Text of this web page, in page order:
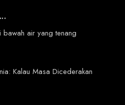
bawah air yang tenang
Kalau Masa Dicederakan